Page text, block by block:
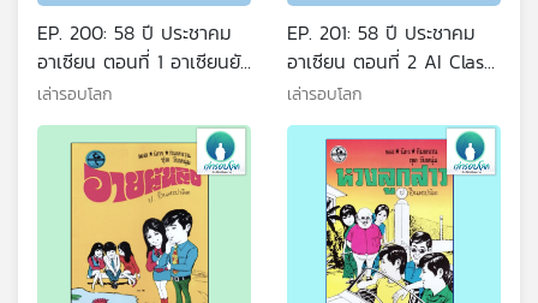
EP. 200: 58 ปี ประชาคม
อาเซียน ตอนที่ 1 อาเซียนยัง
มีความสำคัญอยู่หรือไม่
เล่ารอบโลก
EP. 201: 58 ปี ประชาคม
อาเซียน ตอนที่ 2 AI Class
ASEAN
เล่ารอบโลก